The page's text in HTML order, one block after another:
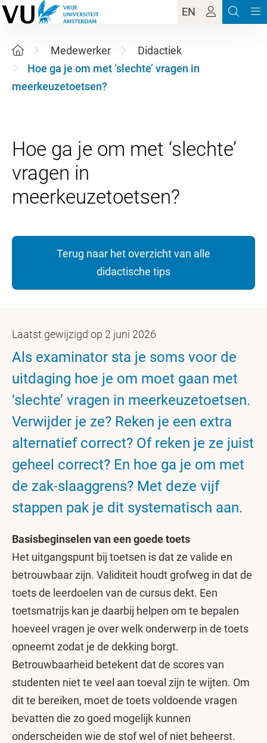
EN
Medewerker
Didactiek
Hoe ga je om met ‘slechte’ vragen in
meerkeuzetoetsen?
Hoe ga je om met ‘slechte’
vragen in
Terug naar het overzicht van alle
didactische tips
Laatst gewijzigd op 2 juni 2026
Als examinator sta je soms voor de
uitdaging hoe je om moet gaan met
‘slechte’ vragen in meerkeuzetoetsen.
Verwijder je ze? Reken je een extra
alternatief correct? Of reken je ze juist
geheel correct? En hoe ga je om met
de zak-slaaggrens? Met deze vijf
stappen pak je dit systematisch aan.
Basisbeginselen van een goede toets
Het uitgangspunt bij toetsen is dat ze valide en
betrouwbaar zijn. Validiteit houdt grofweg in dat de
toets de leerdoelen van de cursus dekt. Een
toetsmatrijs kan je daarbij helpen om te bepalen
hoeveel vragen je over welk onderwerp in de toets
opneemt zodat je de dekking borgt.
Betrouwbaarheid betekent dat de scores van
studenten niet te veel aan toeval zijn te wijten. Om
dit te bereiken, moet de toets voldoende vragen
bevatten die zo goed mogelijk kunnen
onderscheiden wie de stof wel of niet beheerst.